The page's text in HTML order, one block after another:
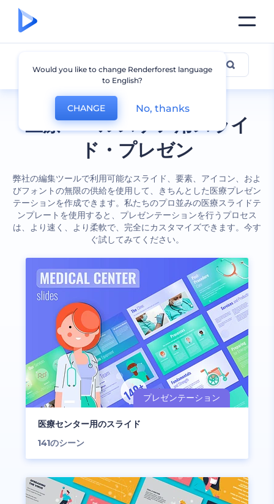
医療・ヘルスケア用スライ
ド・プレゼン
弊社の編集ツールで利用可能なスライド、要素、アイコン、およ
びフォントの無限の供給を使用して、きちんとした医療プレゼン
テーションを作成できます。私たちのプロ並みの医療スライドテ
ンプレートを使用すると、プレゼンテーションを行うプロセス
は、より速く、より柔軟で、完全にカスタマイズできます。今す
ぐ試してみてください。
メディカル
医療センター用のスライド
141のシーン
Would you like to change Renderforest language
to English?
CHANGE No, thanks